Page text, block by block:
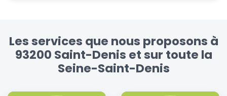
Les services que nous proposons à
93200 Saint-Denis et sur toute la
Seine-Saint-Denis